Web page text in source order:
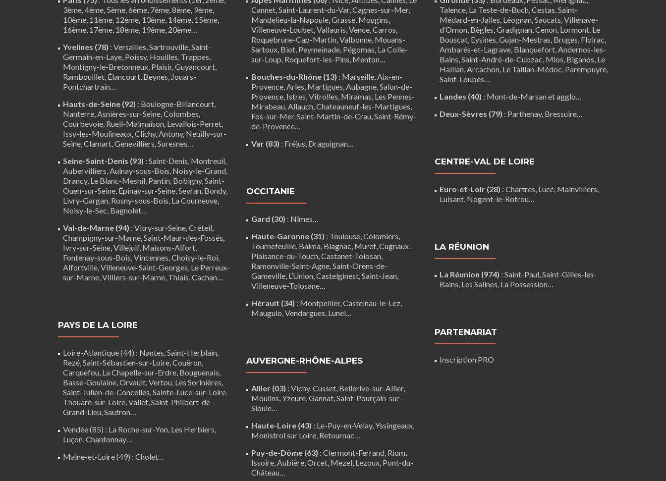
3ème, 4ème, 5ème, 6ème, 7ème, 8ème, 9ème,
10ème, 11ème, 12ème, 13ème, 14ème, 15ème,
16ème, 17ème, 18ème, 19ème, 20ème…
Yvelines (78) : Versailles,Sartrouville,Saint-
Germain-en-Laye, Poissy, Houilles, Trappes,
Montigny-le-Bretonneux, Plaisir,Guyancourt,
Rambouillet, Élancourt, Beynes, Jouars-
Pontchartrain…
Hauts-de-Seine (92) : Boulogne-Billancourt,
Nanterre, Asnières-sur-Seine, Colombes,
Courbevoie, Rueil-Malmaison, Levallois-Perret,
Issy-les-Moulineaux, Clichy, Antony, Neuilly-sur-
Seine,Clamart, Genevilliers, Suresnes…
Seine-Saint-Denis (93) : Saint-Denis, Montreuil,
Aubervilliers, Aulnay-sous-Bois, Noisy-le-Grand,
Drancy, Le Blanc-Mesnil, Pantin, Bobigny, Saint-
Ouen-sur-Seine, Épinay-sur-Seine, Sevran, Bondy,
Livry-Gargan, Rosny-sous-Bois, La Courneuve,
Noisy-le-Sec, Bagnolet…
Val-de-Marne (94) : Vitry-sur-Seine,Créteil,
Champigny-sur-Marne, Saint-Maur-des-Fossés,
Ivry-sur-Seine, Villejuif, Maisons-Alfort,
Fontenay-sous-Bois,Vincennes, Choisy-le-Roi,
Alfortville, Villeneuve-Saint-Georges, Le Perreux-
sur-Marne, Villiers-sur-Marne, Thiais, Cachan…
PAYS DE LA LOIRE
Loire-Atlantique (44) : Nantes,Saint-Herblain,
Rezé, Saint-Sébastien-sur-Loire,Couëron,
Carquefou, La Chapelle-sur-Erdre, Bouguenais,
Basse-Goulaine, Orvault,Vertou, Les Sorinières,
Saint-Julien-de-Concelles,Sainte-Luce-sur-Loire,
Thouaré-sur-Loire, Vallet, Saint-Philbert-de-
Grand-Lieu, Sautron…
Vendée (85) : La Roche-sur-Yon, Les Herbiers,
Luçon,Chantonnay…
Maine-et-Loire (49) : Cholet…
Cannet,Saint-Laurent-du-Var,Cagnes-sur-Mer,
Mandelieu-la-Napoule,Grasse, Mougins,
Villeneuve-Loubet,Vallauris,Vence,Carros,
Roquebrune-Cap-Martin,Valbonne, Mouans-
Sartoux, Biot, Peymeinade, Pégomas, La Colle-
sur-Loup, Roquefort-les-Pins, Menton…
Bouches-du-Rhône (13) : Marseille,Aix-en-
Provence,Arles, Martigues,Aubagne,Salon-de-
Provence, Istres,Vitrolles, Miramas, Les Pennes-
Mirabeau,Allauch,Chateauneuf-les-Martigues,
Fos-sur-Mer,Saint-Martin-de-Crau,Saint-Rémy-
de-Provence…
Var (83) : Fréjus, Draguignan…
OCCITANIE
Gard (30) : Nîmes…
Haute-Garonne (31) : Toulouse,Colomiers,
Tournefeuille, Balma, Blagnac, Muret,Cugnaux,
Plaisance-du-Touch,Castanet-Tolosan,
Ramonville-Saint-Agne,Saint-Orens-de-
Gameville, L’Union,Castelginest,Saint-Jean,
Villeneuve-Tolosane…
Hérault (34) : Montpellier,Castelnau-le-Lez,
Mauguio,Vendargues, Lunel…
AUVERGNE-RHÔNE-ALPES
Allier (03) : Vichy, Cusset, Bellerive-sur-Allier,
Moulins, Yzeure, Gannat,Saint-Pourçain-sur-
Sioule…
Haute-Loire (43) : Le-Puy-en-Velay,Yssingeaux,
Monistrol sur Loire, Retournac…
Puy-de-Dôme (63) : Clermont-Ferrand, Riom,
Issoire,Aubière,Orcet, Mezel, Lezoux, Pont-du-
Château…
Talence, La Teste-de-Buch,Cestas,Saint-
Médard-en-Jalles, Léognan,Saucats,Villenave-
d’Ornon, Bègles,Gradignan,Cenon, Lormont, Le
Bouscat, Eysines, Gujan-Mestras, Bruges, Floirac,
Ambarès-et-Lagrave, Blanquefort,Andernos-les-
Bains, Saint-André-de-Cubzac, Mios, Biganos, Le
Haillan,Arcachon, Le Taillan-Médoc, Parempuyre,
Saint-Loubès…
Landes (40) : Mont-de-Marsan et agglo…
Deux-Sèvres (79) : Parthenay, Bressuire…
CENTRE-VAL DE LOIRE
Eure-et-Loir (28) : Chartres, Lucé, Mainvilliers,
Luisant, Nogent-le-Rotrou…
LA RÉUNION
La Réunion (974) : Saint-Paul,Saint-Gilles-les-
Bains, Les Salines, La Possession…
PARTENARIAT
Inscription PRO